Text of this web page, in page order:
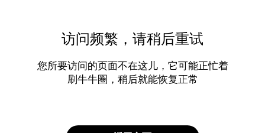
访问频繁，请稍后重试
您所要访问的页面不在这儿，它可能正忙着
刷牛牛圈，稍后就能恢复正常